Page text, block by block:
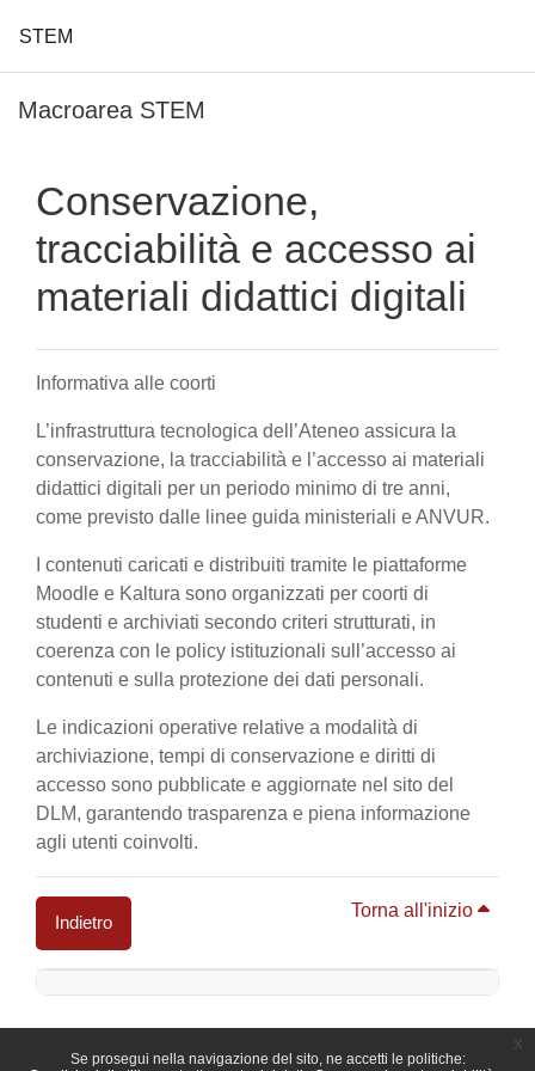
Se prosegui nella navigazione del sito, ne accetti le politiche:
STEM
Macroarea STEM
Conservazione,
tracciabilità e accesso ai
materiali didattici digitali
Informativa alle coorti
L’infrastruttura tecnologica dell’Ateneo assicura la
conservazione, la tracciabilità e l’accesso ai materiali
didattici digitali per un periodo minimo di tre anni,
come previsto dalle linee guida ministeriali e ANVUR.
I contenuti caricati e distribuiti tramite le piattaforme
Moodle e Kaltura sono organizzati per coorti di
studenti e archiviati secondo criteri strutturati, in
coerenza con le policy istituzionali sull’accesso ai
contenuti e sulla protezione dei dati personali.
Le indicazioni operative relative a modalità di
archiviazione, tempi di conservazione e diritti di
accesso sono pubblicate e aggiornate nel sito del
DLM, garantendo trasparenza e piena informazione
agli utenti coinvolti.
Indietro
Torna all'inizio
Blocchi